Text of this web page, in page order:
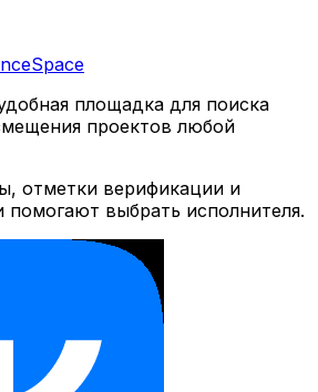
Space
площадка для поиска
проектов любой
отметки верификации и
помогают выбрать исполнителя.